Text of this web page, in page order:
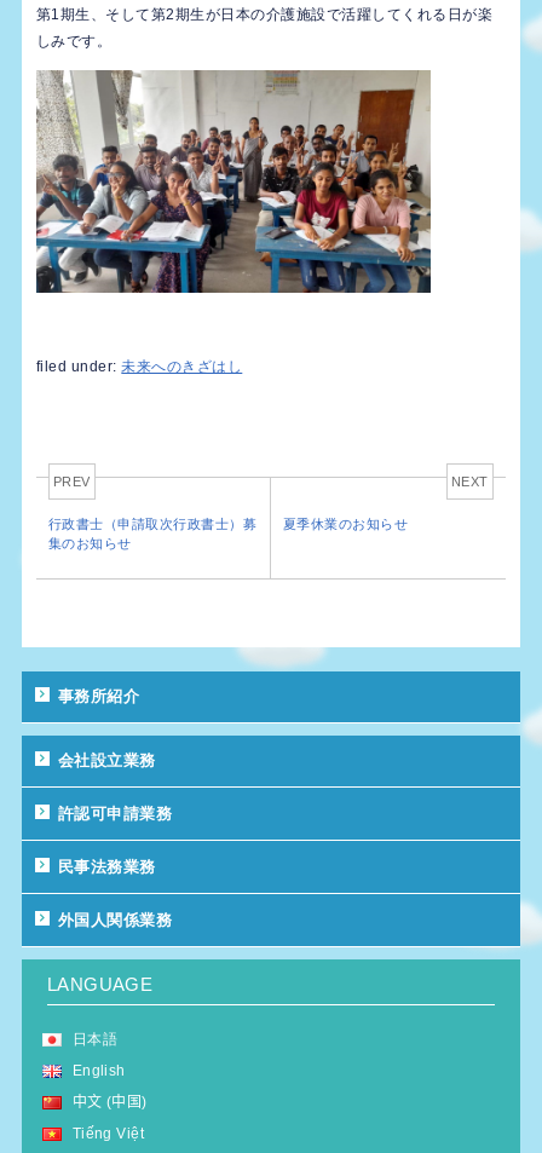
第1期生、そして第2期生が日本の介護施設で活躍してくれる日が楽
しみです。
filed under:未来へのきざはし
PREV
行政書士（申請取次行政書士）募
集のお知らせ
NEXT
夏季休業のお知らせ
事務所紹介
会社設立業務
許認可申請業務
民事法務業務
外国人関係業務
LANGUAGE
日本語
English
中文 (中国)
Tiếng Việt